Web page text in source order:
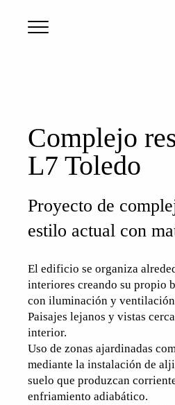
Complejo
L7 Toledo
Proyecto de
estilo actual con
El edificio se organiza
interiores creando su propio
con iluminación y
Paisajes lejanos y vistas
interior.
Uso de zonas ajardinadas
mediante la instalación de
suelo que produzcan
enfriamiento adiabático.